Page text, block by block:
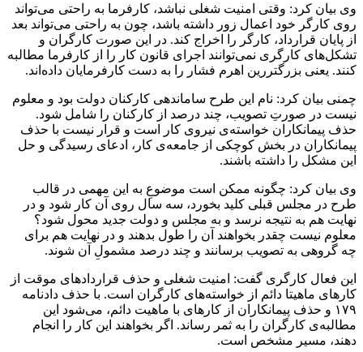
وی بیان کرد: وقتی امنیت شغلی نباشد، کارفرما به راحتی می‌تواند
روی کارگر خود اعمال زور داشته باشد، چون به راحتی می‌تواند بعد
از پایان قرارداد، کارگر را اخراج کند. در این صورت کارگران و
تشکل‌های کارگری نمی‌توانند اجرای قانون کار را از کارفرما مطالبه
کنند. یعنی بزرگتررین اهرم فشار را به دست کارفرمایان داده‌اند.
چمنی بیان کرد: نام این طرح ساماندهی کارکنان دولت بود و معلوم
نیست در صورتِ تصویب، چند درصد از کارکنان را شامل شود.
حذف پیمانکاران خواسته‌ی نیروی کار است و قرار نیست با حذف
پیمانکاران در بخش کوچکی از جامعه‌ی کار، ادعای رسیدگی و حل
این مشکل را داشته باشند.
وی بیان کرد: چگونه ممکن است موضوعِ به این مهمی در قالب
طرح در مجلس قبلی کلید بخورد، سه سال روی آن کار شود و در
نهایت هم به نتیجه نرسد و به مجلس و دولت جدید محول شود؟
معلوم نیست چقدر بخواهند آن را طول بدهند و در نهایت هم برای
چه گروهی به تصویب برسانند و چند درصد مشمولِ آن شوند.
این فعال کارگری گفت: امنیت شغلی و حذف قراردادهای موقت از
کارهای ماهیتا دائم از خواسته‌های کارگران است. با حذف دادنامه
۱۷۹ و حذف پیمانکاران از کارهای با ماهیت دائم، می‌شود این
مطالبه‌ی کارگران را به ثمر رساند. اگر بخواهند این کار را انجام
دهند، مسیر مشخص است.